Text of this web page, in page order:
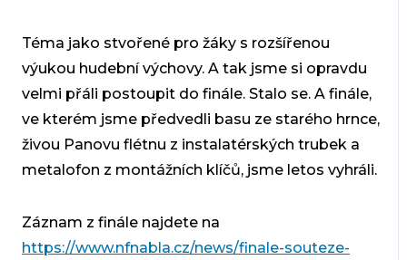
Téma jako stvořené pro žáky s rozšířenou
výukou hudební výchovy. A tak jsme si opravdu
velmi přáli postoupit do finále. Stalo se. A finále,
ve kterém jsme předvedli basu ze starého hrnce,
živou Panovu flétnu z instalatérských trubek a
metalofon z montážních klíčů, jsme letos vyhráli.
Záznam z finále najdete na
https://www.nfnabla.cz/news/finale-souteze-